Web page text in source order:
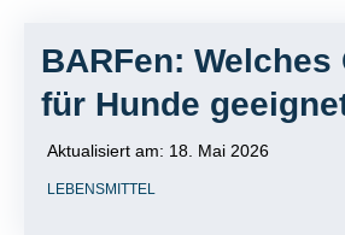
BARFen: Welches
für Hunde
Aktualisiert am: 18. Mai 2026
LEBENSMITTEL